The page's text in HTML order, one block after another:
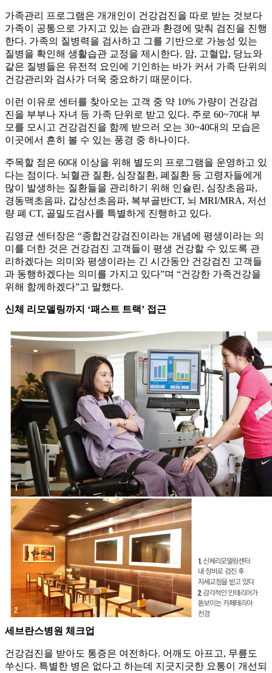
가족관리 프로그램은 개개인이 건강검진을 따로 받는 것보다
가족이 공통으로 가지고 있는 습관과 환경에 맞춰 검진을 진행
한다. 가족의 질병력을 검사하고 그를 기반으로 가능성 있는
질병을 확인해 생활습관 교정을 제시한다. 암, 고혈압, 당뇨와
같은 질병들은 유전적 요인에 기인하는 바가 커서 가족 단위의
건강관리와 검사가 더욱 중요하기 때문이다.
이런 이유로 센터를 찾아오는 고객 중 약 10% 가량이 건강검
진을 부부나 자녀 등 가족 단위로 받고 있다. 주로 60~70대 부
모를 모시고 건강검진을 함께 받으러 오는 30~40대의 모습은
이곳에서 흔히 볼 수 있는 풍경 중 하나이다.
주목할 점은 60대 이상을 위해 별도의 프로그램을 운영하고 있
다는 점이다. 뇌혈관 질환, 심장질환, 폐질환 등 고령자들에게
많이 발생하는 질환들을 관리하기 위해 인슐린, 심장초음파,
경동맥초음파, 갑상선초음파, 복부골반CT, 뇌 MRI/MRA, 저선
량 폐 CT, 골밀도검사를 특별하게 진행하고 있다.
김영균 센터장은 “종합건강검진이라는 개념에 평생이라는 의
미를 더한 것은 건강검진 고객들이 평생 건강할 수 있도록 관
리하겠다는 의미와 평생이라는 긴 시간동안 건강검진 고객들
과 동행하겠다는 의미를 가지고 있다”며 “건강한 가족건강을
위해 함께하겠다”고 말했다.
신체 리모델링까지 ‘패스트 트랙’ 접근
세브란스병원 체크업
건강검진을 받아도 통증은 여전하다. 어깨도 아프고, 무릎도
쑤신다. 특별한 병은 없다고 하는데 지긋지긋한 요통이 개선되